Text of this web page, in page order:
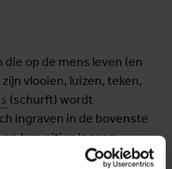
op de mens leven (en
vlooien, luizen, teken,
(schurft) wordt
ingraven in de bovenste
en hun eitjes leggen.
puistachtige huiduitslag.